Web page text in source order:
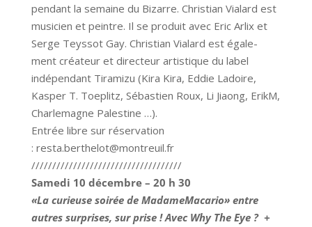
pendant la semaine du Bizarre. Christian Vialard est
musicien et peintre. Il se produit avec Eric Arlix et
Serge Teyssot Gay. Christian Vialard est égale-
ment créateur et directeur artistique du label
indépendant Tiramizu (Kira Kira, Eddie Ladoire,
Kasper T. Toeplitz, Sébastien Roux, Li Jiaong, ErikM,
Charlemagne Palestine …).
Entrée libre sur réservation
: resta.berthelot@montreuil.fr
////////////////////////////////////
Samedi 10 décembre – 20 h 30
«La curieuse soirée de MadameMacario» entre
autres surprises, sur prise ! Avec Why The Eye ? +